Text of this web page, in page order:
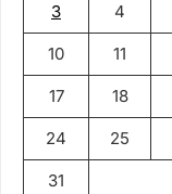
3 4
10 11
17 18
24 25
31